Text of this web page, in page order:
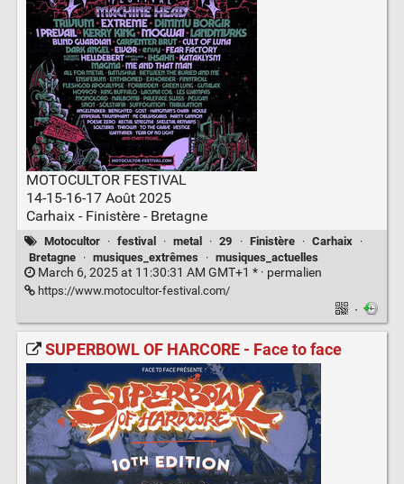
MOTOCULTOR FESTIVAL
14-15-16-17 Août 2025
Carhaix - Finistère - Bretagne
Motocultor · festival · metal · 29 · Finistère · Carhaix
·
Bretagne
· musiques_extrêmes · musiques_actuelles
March 6, 2025 at 11:30:31 AM GMT+1 * · permalien
https://www.motocultor-festival.com/
·
SUPERBOWL OF HARCORE - Face to face